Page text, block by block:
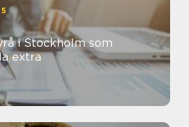
i Stockholm som
extra